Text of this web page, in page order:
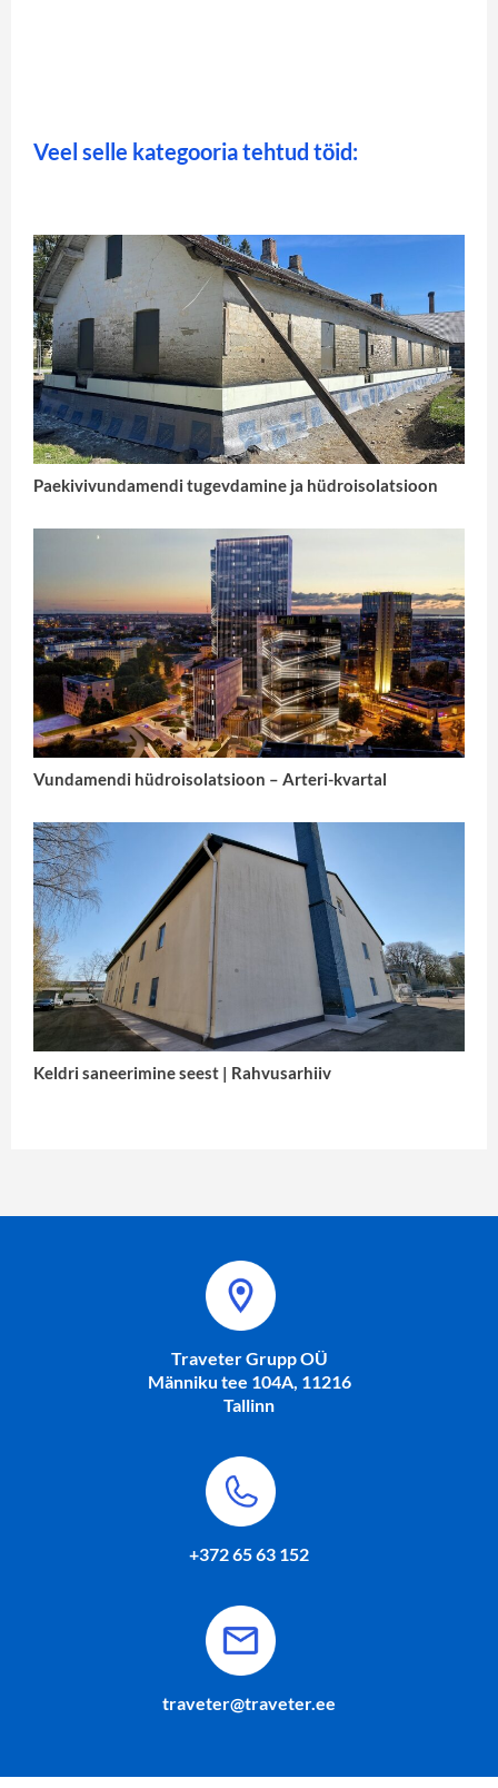
Veel selle kategooria tehtud töid:
Paekivivundamendi tugevdamine ja hüdroisolatsioon
Vundamendi hüdroisolatsioon – Arteri-kvartal
Keldri saneerimine seest | Rahvusarhiiv
Traveter Grupp OÜ
Männiku tee 104A, 11216
Tallinn
+372 65 63 152
traveter@traveter.ee